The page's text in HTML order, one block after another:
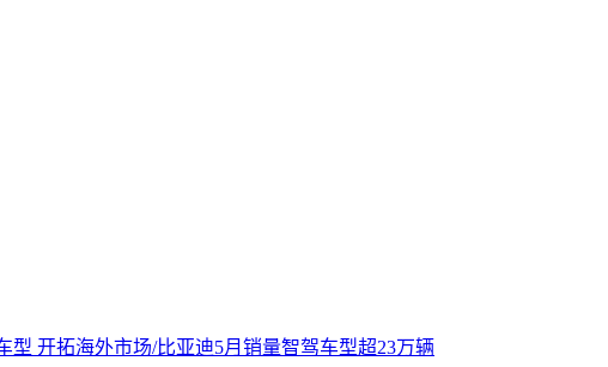
开拓海外市场/比亚迪5月销量智驾车型超23万辆